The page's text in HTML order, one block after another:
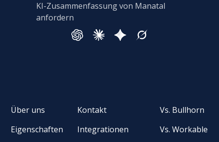
KI-Zusammenfassung von Manatal
anfordern
Über uns
Eigenschaften
Kontakt
Integrationen
Vs. Bullhorn
Vs. Workable